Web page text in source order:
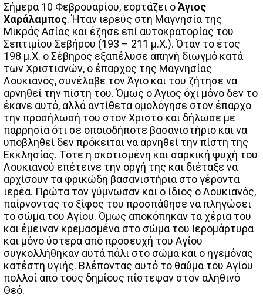
Σήμερα 10 Φεβρουαρίου, εορτάζει οΆγιος
Χαράλαμπος. Ήταν ιερεύς στη Μαγνησία της
Μικράς Ασίας και έζησε επί αυτοκρατορίας του
Σεπτιμίου Σεβήρου (193 – 211 μ.Χ.). Όταν το έτος
198 μ.Χ. ο Σέβηρος εξαπέλυσε απηνή διωγμό κατά
των Χριστιανών, ο έπαρχος της Μαγνησίας
Λουκιανός, συνέλαβε τον Άγιο και του ζήτησε να
αρνηθεί την πίστη του. Όμως ο Άγιος όχι μόνο δεν το
έκανε αυτό, αλλά αντίθετα ομολόγησε στον έπαρχο
την προσήλωσή του στον Χριστό και δήλωσε με
παρρησία ότι σε οποιοδήποτε βασανιστήριο και να
υποβληθεί δεν πρόκειται να αρνηθεί την πίστη της
Εκκλησίας. Τότε η σκοτισμένη και σαρκική ψυχή του
Λουκιανού επέτεινε την οργή της και διέταξε να
αρχίσουν τα φρικώδη βασανιστήρια στο γέροντα
ιερέα. Πρώτα τον γύμνωσαν και ο ίδιος ο Λουκιανός,
παίρνοντας το ξίφος του προσπάθησε να πληγώσει
το σώμα του Αγίου. Όμως αποκόπηκαν τα χέρια του
και έμειναν κρεμασμένα στο σώμα του Ιερομάρτυρα
και μόνο ύστερα από προσευχή του Αγίου
συγκολλήθηκαν αυτά πάλι στο σώμα και ο ηγεμόνας
κατέστη υγιής. Βλέποντας αυτό το θαύμα του Αγίου
πολλοί από τους δημίους πίστεψαν στον αληθινό
Θεό.